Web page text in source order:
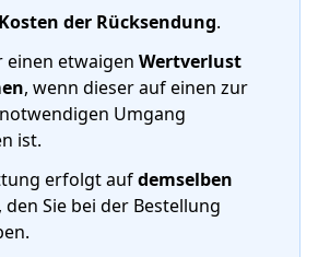
Kosten der Rücksendung.
einen etwaigen Wertverlust
, wenn dieser auf einen zur
Umgang
ist.
erfolgt aufdemselben
, den Sie bei der Bestellung